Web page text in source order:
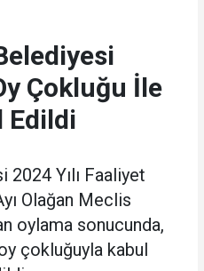
Çokluğu İle
Edildi
Yılı Faaliyet
Olağan Meclis
oylama sonucunda,
çokluğuyla kabul